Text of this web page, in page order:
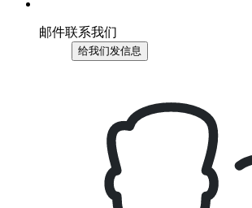
邮件联系我们
给我们发信息